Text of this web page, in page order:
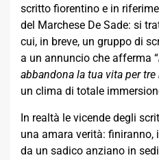
scritto fiorentino e in
del Marchese De Sade: si
cui, in breve, un gruppo di
a un annuncio che afferma “
abbandona la tua vita per tre
un clima di totale
In realtà le vicende degli
una amara verità:
da un sadico anziano in